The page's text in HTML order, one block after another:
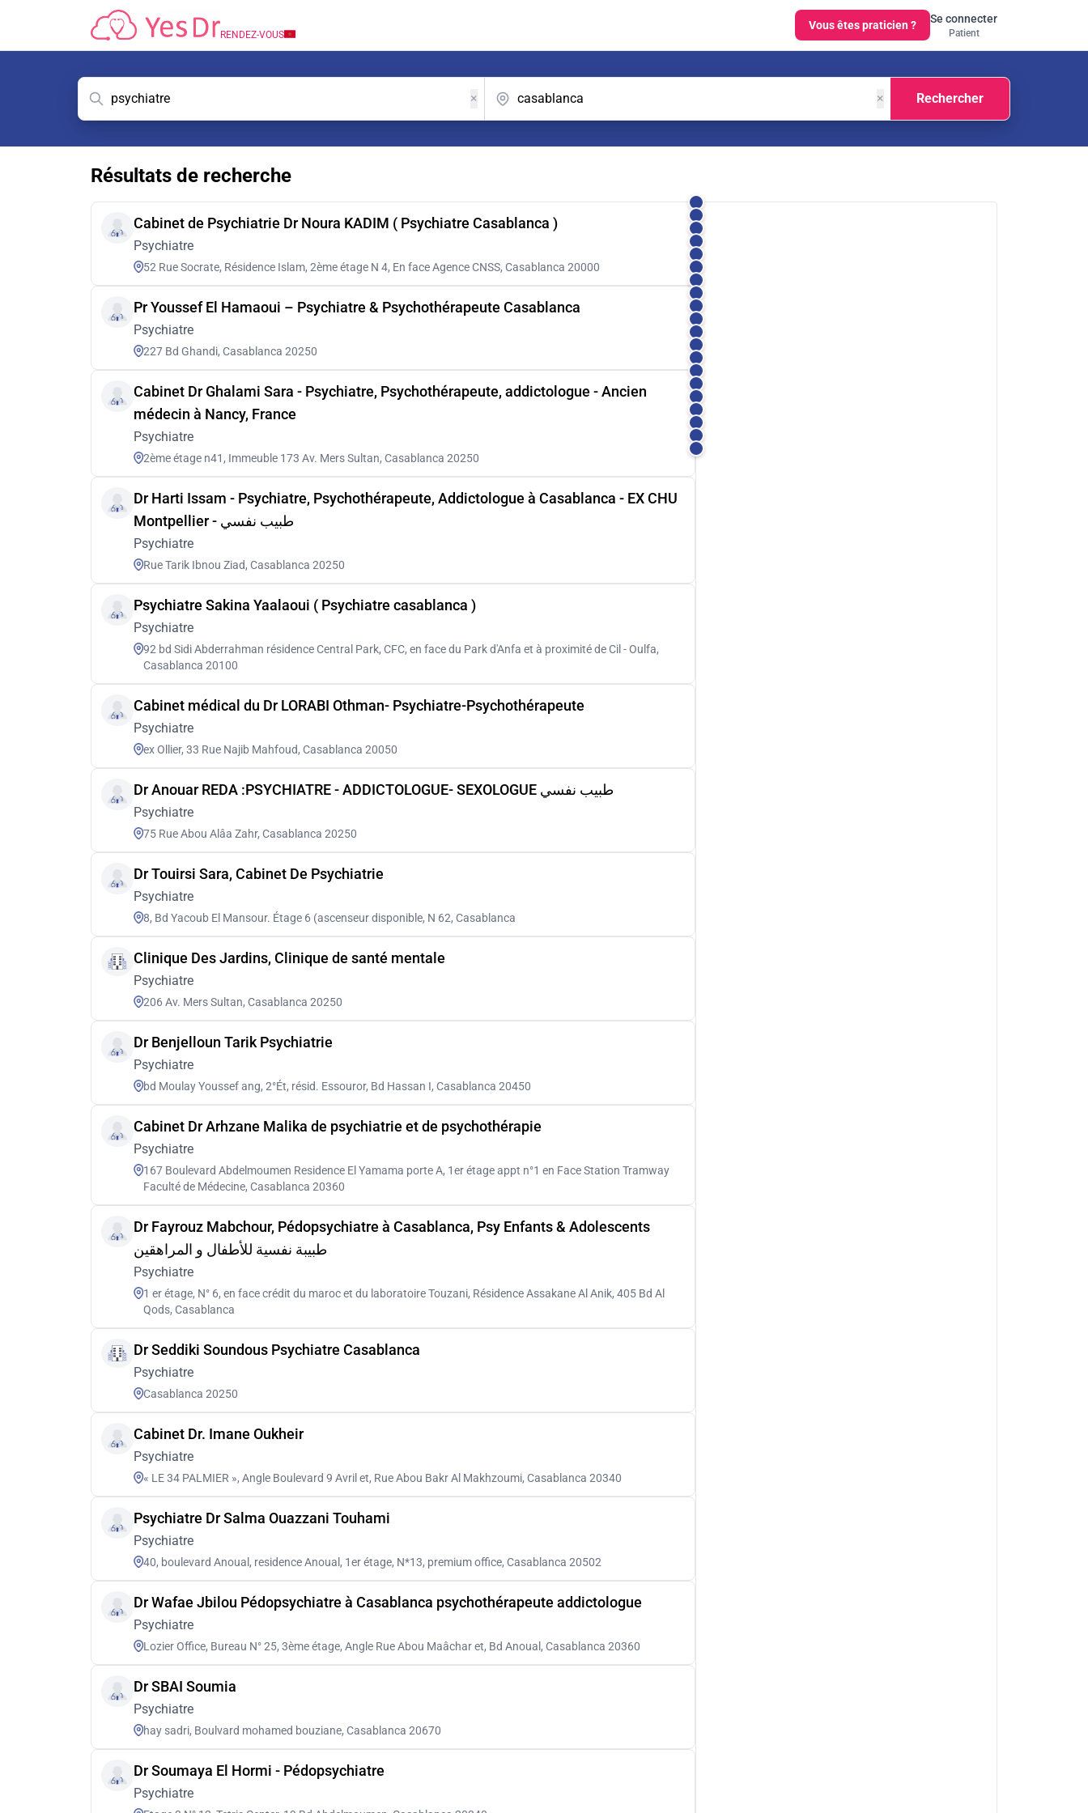
RENDEZ-VOUS
Vous êtes praticien ? Se connecter
Patient
× × Rechercher
Résultats de recherche
Cabinet de Psychiatrie Dr Noura KADIM ( Psychiatre Casablanca )
Psychiatre
52 Rue Socrate, Résidence Islam, 2ème étage N 4, En face Agence CNSS, Casablanca 20000
Pr Youssef El Hamaoui – Psychiatre & Psychothérapeute Casablanca
Psychiatre
227 Bd Ghandi, Casablanca 20250
Cabinet Dr Ghalami Sara - Psychiatre, Psychothérapeute, addictologue - Ancien
médecin à Nancy, France
Psychiatre
2ème étage n41, Immeuble 173 Av. Mers Sultan, Casablanca 20250
Dr Harti Issam - Psychiatre, Psychothérapeute, Addictologue à Casablanca - EX CHU
Montpellier - طبيب نفسي
Psychiatre
Rue Tarik Ibnou Ziad, Casablanca 20250
Psychiatre Sakina Yaalaoui ( Psychiatre casablanca )
Psychiatre
92 bd Sidi Abderrahman résidence Central Park, CFC, en face du Park d'Anfa et à proximité de Cil - Oulfa,
Casablanca 20100
Cabinet médical du Dr LORABI Othman- Psychiatre-Psychothérapeute
Psychiatre
ex Ollier, 33 Rue Najib Mahfoud, Casablanca 20050
Dr Anouar REDA :PSYCHIATRE - ADDICTOLOGUE- SEXOLOGUE طبيب نفسي
Psychiatre
75 Rue Abou Alâa Zahr, Casablanca 20250
Dr Touirsi Sara, Cabinet De Psychiatrie
Psychiatre
8, Bd Yacoub El Mansour. Étage 6 (ascenseur disponible, N 62, Casablanca
Clinique Des Jardins, Clinique de santé mentale
Psychiatre
206 Av. Mers Sultan, Casablanca 20250
Dr Benjelloun Tarik Psychiatrie
Psychiatre
bd Moulay Youssef ang, 2°Ét, résid. Essouror, Bd Hassan I, Casablanca 20450
Cabinet Dr Arhzane Malika de psychiatrie et de psychothérapie
Psychiatre
167 Boulevard Abdelmoumen Residence El Yamama porte A, 1er étage appt n°1 en Face Station Tramway
Faculté de Médecine, Casablanca 20360
Dr Fayrouz Mabchour, Pédopsychiatre à Casablanca, Psy Enfants & Adolescents
Psychiatre
1 er étage, N° 6, en face crédit du maroc et du laboratoire Touzani, Résidence Assakane Al Anik, 405 Bd Al
Qods, Casablanca
Dr Seddiki Soundous Psychiatre Casablanca
Psychiatre
Casablanca 20250
Cabinet Dr. Imane Oukheir
Psychiatre
« LE 34 PALMIER », Angle Boulevard 9 Avril et, Rue Abou Bakr Al Makhzoumi, Casablanca 20340
Psychiatre Dr Salma Ouazzani Touhami
Psychiatre
40, boulevard Anoual, residence Anoual, 1er étage, N*13, premium office, Casablanca 20502
Dr Wafae Jbilou Pédopsychiatre à Casablanca psychothérapeute addictologue
Psychiatre
Lozier Office, Bureau N° 25, 3ème étage, Angle Rue Abou Maâchar et, Bd Anoual, Casablanca 20360
Dr SBAI Soumia
Psychiatre
hay sadri, Boulvard mohamed bouziane, Casablanca 20670
Dr Soumaya El Hormi - Pédopsychiatre
Psychiatre